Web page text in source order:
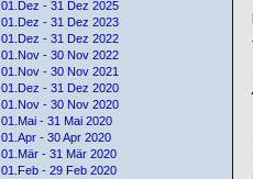
01.Dez - 31 Dez 2025
01.Dez - 31 Dez 2023
01.Dez - 31 Dez 2022
01.Nov - 30 Nov 2022
01.Nov - 30 Nov 2021
01.Dez - 31 Dez 2020
01.Nov - 30 Nov 2020
01.Mai - 31 Mai 2020
01.Apr - 30 Apr 2020
01.Mär - 31 Mär 2020
01.Feb - 29 Feb 2020